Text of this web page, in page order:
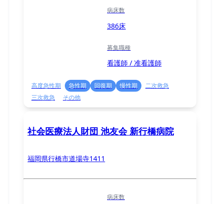
病床数
386床
募集職種
看護師 / 准看護師
高度急性期 急性期 回復期 慢性期
二次救急
三次救急
その他
社会医療法人財団 池友会 新行橋病院
福岡県行橋市道場寺1411
病床数